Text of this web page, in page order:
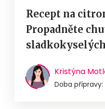
Recept na
Propadněte
Kristýna
Doba přípravy: